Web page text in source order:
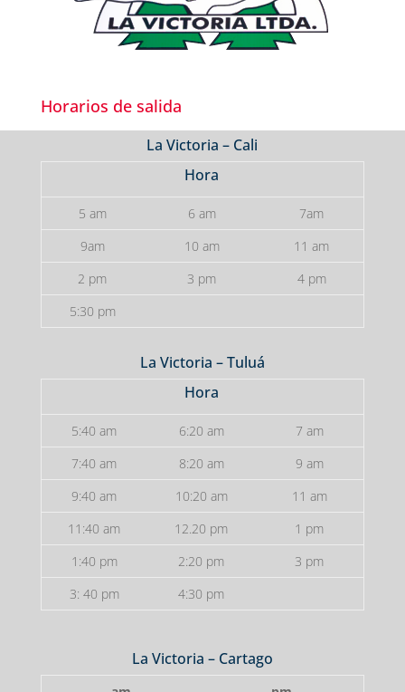
Horarios de salida
La Victoria – Cali
Hora
5 am 6 am
7am
9am
10 am
11 am
2 pm
3 pm
4 pm
5:30 pm
La Victoria – Tuluá
Hora
5:40 am 6:20 am
7 am
7:40 am
8:20 am
9 am
9:40 am
10:20 am
11 am
11:40 am
12.20 pm
1 pm
1:40 pm
2:20 pm
3 pm
3: 40 pm
4:30 pm
La Victoria – Cartago